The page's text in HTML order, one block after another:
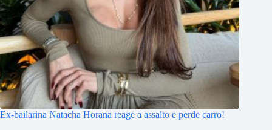
Ex-bailarina Natacha Horana reage a assalto e perde carro!